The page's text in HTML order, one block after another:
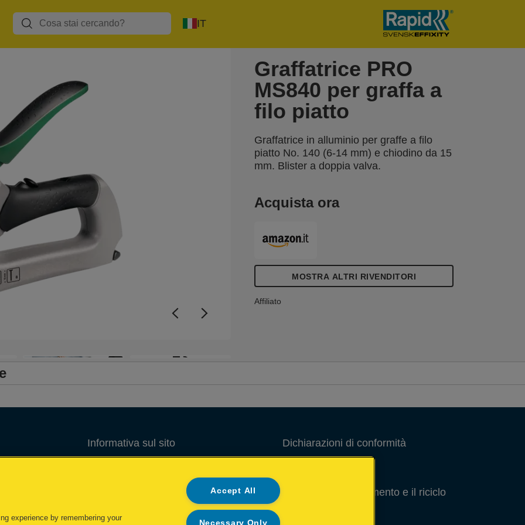
IT
+3
Graffatrice PRO
MS840 per graffa a
filo piatto
Graffatrice in alluminio per graffe a filo
piatto No. 140 (6-14 mm) e chiodino da 15
mm. Blister a doppia valva.
Acquista ora
MOSTRA ALTRI RIVENDITORI
Affiliato
Informativa sul sito
Gestione dei miei dati
Dichiarazioni di conformità
Guida per lo smaltimento e il riciclo
experience by remembering your
Accept All
Necessary Only